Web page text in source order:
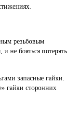
резьбовым
не бояться потерять
запасные гайки.
гайки сторонних